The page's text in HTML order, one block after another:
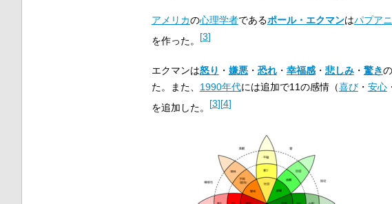
アメリカの心理学者であるポール・エクマンはパプア
を作った。 [3]
エクマンは怒り ・ 嫌悪・ 恐れ・ 幸福感・ 悲しみ・ 驚き
た。また、 1990年代には追加で11の感情（喜び・ 安心
を追加した。 [3][4]